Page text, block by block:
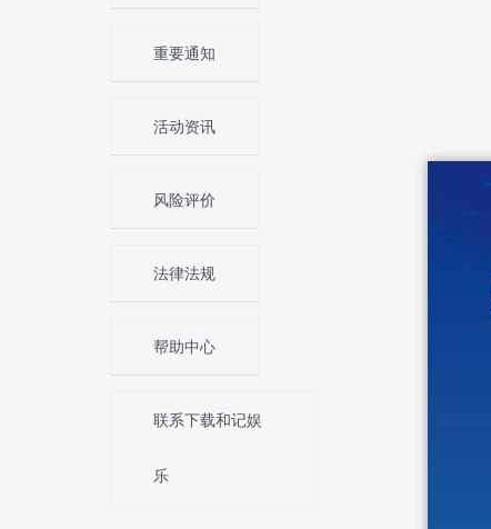
重要通知
活动资讯
风险评价
法律法规
帮助中心
联系下载和记娱
乐